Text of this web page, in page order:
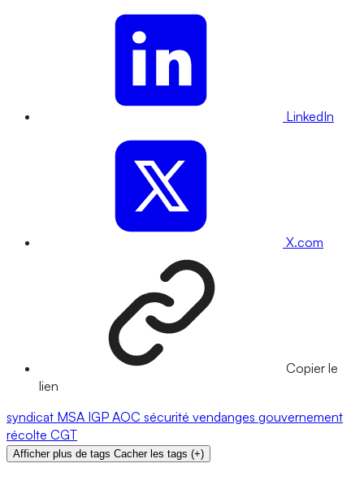
LinkedIn
X.com
Copier le
lien
syndicat MSA IGP AOC sécurité vendanges gouvernement
récolte CGT
Afficher plus de tags Cacher les tags (+)